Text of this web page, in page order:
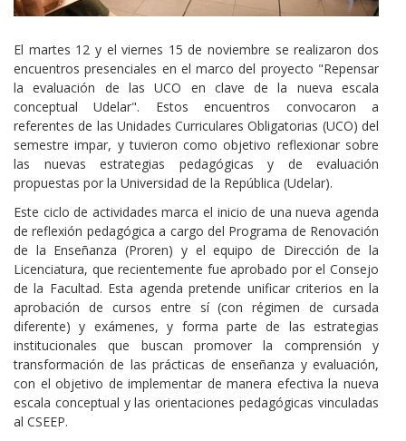
Cuerpo
El martes 12 y el viernes 15 de noviembre se realizaron dos
encuentros presenciales en el marco del proyecto "Repensar
la evaluación de las UCO en clave de la nueva escala
conceptual Udelar". Estos encuentros convocaron a
referentes de las Unidades Curriculares Obligatorias (UCO) del
semestre impar, y tuvieron como objetivo reflexionar sobre
las nuevas estrategias pedagógicas y de evaluación
propuestas por la Universidad de la República (Udelar).
Este ciclo de actividades marca el inicio de una nueva agenda
de reflexión pedagógica a cargo del Programa de Renovación
de la Enseñanza (Proren) y el equipo de Dirección de la
Licenciatura, que recientemente fue aprobado por el Consejo
de la Facultad. Esta agenda pretende unificar criterios en la
aprobación de cursos entre sí (con régimen de cursada
diferente) y exámenes, y forma parte de las estrategias
institucionales que buscan promover la comprensión y
transformación de las prácticas de enseñanza y evaluación,
con el objetivo de implementar de manera efectiva la nueva
escala conceptual y las orientaciones pedagógicas vinculadas
al CSEEP.